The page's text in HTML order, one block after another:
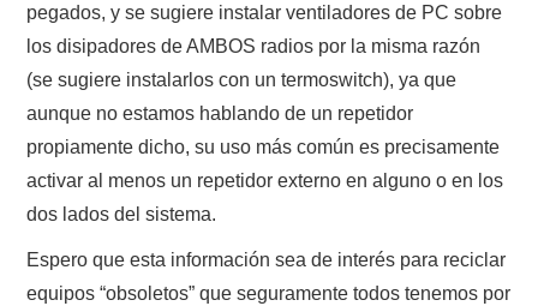
pegados, y se sugiere instalar ventiladores de PC sobre
los disipadores de AMBOS radios por la misma razón
(se sugiere instalarlos con un termoswitch), ya que
aunque no estamos hablando de un repetidor
propiamente dicho, su uso más común es precisamente
activar al menos un repetidor externo en alguno o en los
dos lados del sistema.
Espero que esta información sea de interés para reciclar
equipos “obsoletos” que seguramente todos tenemos por